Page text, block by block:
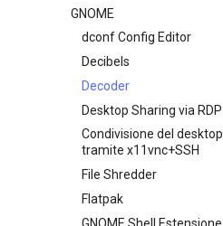
GNOME
dconf Config Editor
Decibels
Decoder
Desktop Sharing via RDP
Condivisione del desktop
tramite x11vnc+SSH
File Shredder
Flatpak
GNOME Shell Estensione